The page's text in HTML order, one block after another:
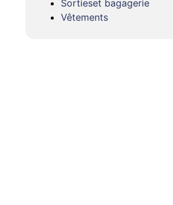
Sortieset bagagerie
Vêtements